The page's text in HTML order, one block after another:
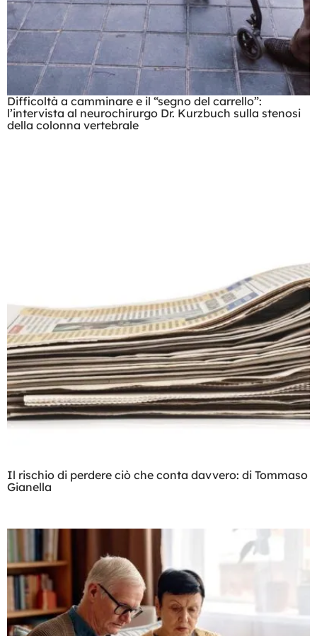
Difficoltà a camminare e il “segno del carrello”:
l’intervista al neurochirurgo Dr. Kurzbuch sulla stenosi
della colonna vertebrale
Il rischio di perdere ciò che conta davvero: di Tommaso
Gianella